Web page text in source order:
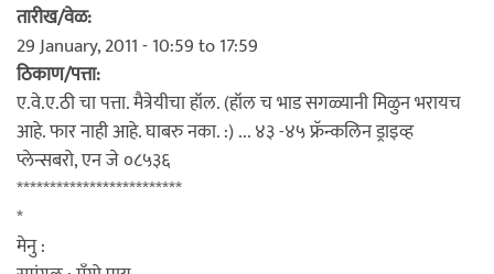
तारीख/वेळ:
29 January, 2011 -10:59to17:59
ठिकाण/पत्ता:
ए.वे.ए.ठी चा पत्ता. मैत्रेयीचा हॉल. (हॉल च भाड सगळ्यानी मिळुन भरायच
आहे. फार नाही आहे. घाबरु नका. :) ... ४३ -४५ फ्रॅन्कलिन ड्राइव्ह
प्लेन्सबरो, एन जे ०८५३६
*************************
*
मेनु :